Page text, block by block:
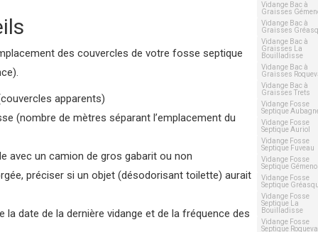
Vidange Bac à
Graisses
Vidange Bac à
Graisses
Vidange Bac à
Graisses La
Bouilladisse
Vidange Bac à
Graisses
Vidange Bac à
Graisses Trets
Vidange Fosse
Septique
Vidange Fosse
Septique Auriol
Vidange Fosse
Septique Fuveau
Vidange Fosse
Septique
Vidange Fosse
Septique
Vidange Fosse
Septique La
Bouilladisse
Vidange Fosse
Septique
des couvercles de votre fosse septique
apparents)
(nombre de mètres séparant l’emplacement du
avec un camion de gros gabarit ou non
préciser si un objet (désodorisant toilette) aurait
la date de la dernière vidange et de la fréquence des